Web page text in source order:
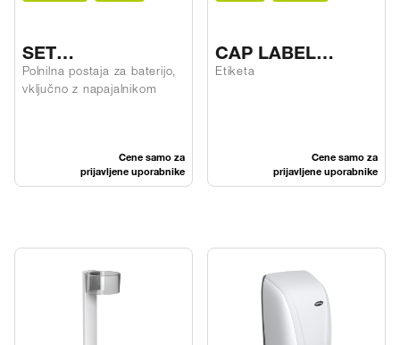
SET
powerSTATION
Polnilna postaja za baterijo,
vključno z napajalnikom
Cene samo za
prijavljene uporabnike
CAP LABEL
septDES
Etiketa
Cene samo za
prijavljene uporabnike